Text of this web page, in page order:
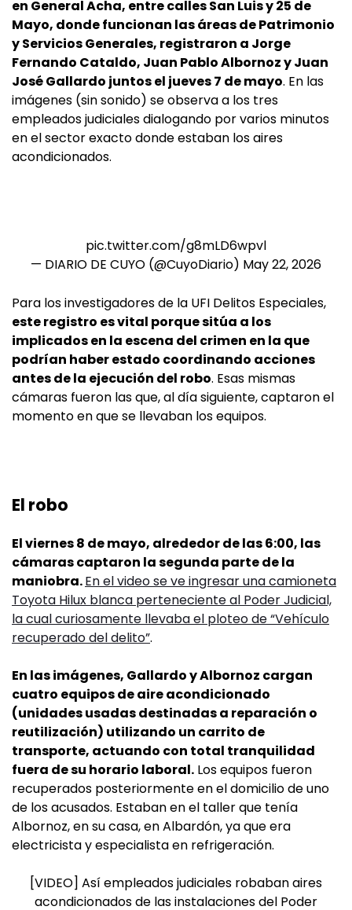
en General Acha, entre calles San Luis y 25 de
Mayo, donde funcionan las áreas de Patrimonio
y Servicios Generales, registraron a Jorge
Fernando Cataldo, Juan Pablo Albornoz y Juan
José Gallardo juntos el jueves 7 de mayo. En las
imágenes (sin sonido) se observa a los tres
empleados judiciales dialogando por varios minutos
en el sector exacto donde estaban los aires
acondicionados.
pic.twitter.com/g8mLD6wpvl
— DIARIO DE CUYO (@CuyoDiario) May 22, 2026
Para los investigadores de la UFI Delitos Especiales,
este registro es vital porque sitúa a los
implicados en la escena del crimen en la que
podrían haber estado coordinando acciones
antes de la ejecución del robo. Esas mismas
cámaras fueron las que, al día siguiente, captaron el
momento en que se llevaban los equipos.
El robo
El viernes 8 de mayo, alrededor de las 6:00, las
cámaras captaron la segunda parte de la
maniobra.En el video se ve ingresar una camioneta
Toyota Hilux blanca perteneciente al Poder Judicial,
la cual curiosamente llevaba el ploteo de “Vehículo
recuperado del delito”.
En las imágenes, Gallardo y Albornoz cargan
cuatro equipos de aire acondicionado
(unidades usadas destinadas a reparación o
reutilización) utilizando un carrito de
transporte, actuando con total tranquilidad
fuera de su horario laboral. Los equipos fueron
recuperados posteriormente en el domicilio de uno
de los acusados. Estaban en el taller que tenía
Albornoz, en su casa, en Albardón, ya que era
electricista y especialista en refrigeración.
[VIDEO] Así empleados judiciales robaban aires
acondicionados de las instalaciones del Poder